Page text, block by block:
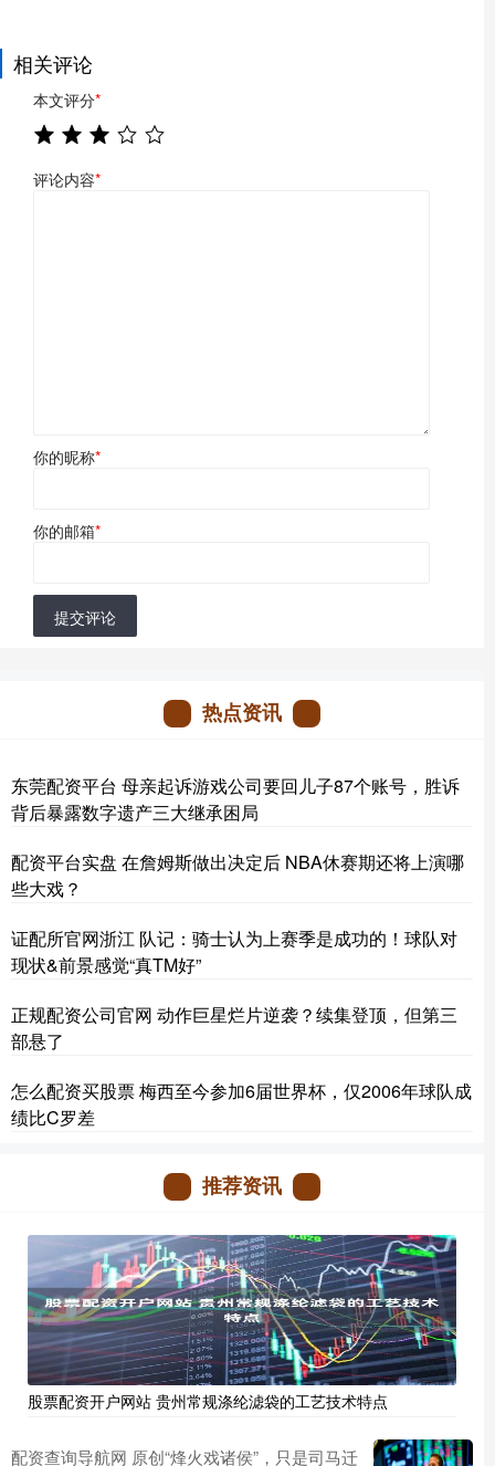
相关评论
本文评分*
评论内容*
你的昵称*
你的邮箱*
提交评论
热点资讯
东莞配资平台 母亲起诉游戏公司要回儿子87个账号，胜诉
背后暴露数字遗产三大继承困局
配资平台实盘 在詹姆斯做出决定后 NBA休赛期还将上演哪
些大戏？
证配所官网浙江 队记：骑士认为上赛季是成功的！球队对
现状&前景感觉“真TM好”
正规配资公司官网 动作巨星烂片逆袭？续集登顶，但第三
部悬了
怎么配资买股票 梅西至今参加6届世界杯，仅2006年球队成
绩比C罗差
推荐资讯
股票配资开户网站 贵州常规涤纶滤袋的工艺技术特点
配资查询导航网 原创“烽火戏诸侯”，只是司马迁